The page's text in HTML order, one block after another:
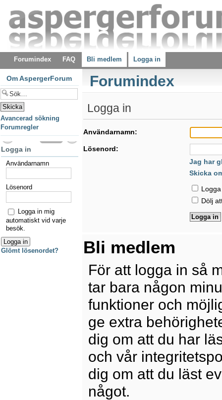
Forumindex FAQ Bli medlem Logga in
Forumindex
Logga in
Användarnamn:
Lösenord:
Jag har
Skicka
Dölj
Bli medlem
För att logga in så
tar bara någon
funktioner och
ge extra
dig om att du har
och vår
dig om att du läst
något.
Om AspergerForum
Avancerad sökning
Forumregler
Logga in
Användarnamn
Lösenord
Logga in mig
automatiskt vid varje
besök.
Glömt lösenordet?